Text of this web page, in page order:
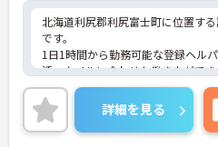
北海道利尻郡利尻富士町に位置す
です。
1日1時間から勤務可能な登録ヘル
活スタイルに合わせた働き方がで
実務経験はなくてもOK！現場で働
んでいくことができます。
ご興味をお持ちの方はお気軽にお
い。
詳細を見る